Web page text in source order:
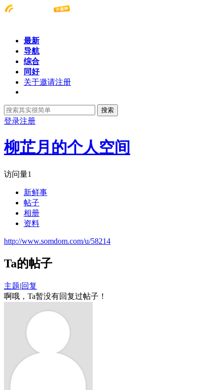
最新
导航
综合
同好
关于邀请注册
搜索
登录注册
柳芷月的个人空间
访问量1
新鲜事
帖子
相册
资料
http://www.somdom.com/u/58214
Ta的帖子
主题|回复
啊哦，Ta暂没有回复过帖子！